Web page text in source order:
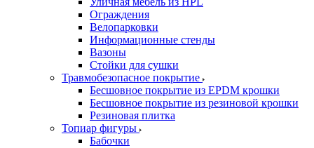
Ограждения
Велопарковки
Информационные стенды
Вазоны
Стойки для сушки
Травмобезопасное покрытие
Бесшовное покрытие из EPDM крошки
Бесшовное покрытие из резиновой крошки
Резиновая плитка
Топиар фигуры
Бабочки